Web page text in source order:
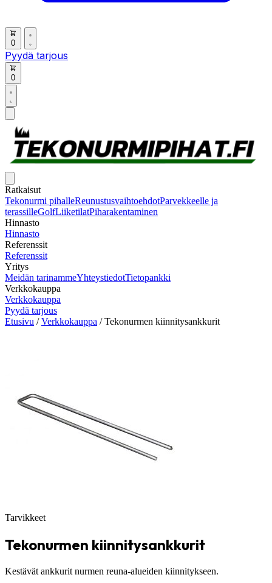
0
Pyydä tarjous
0
Ratkaisut
Tekonurmi pihalleReunustusvaihtoehdotParvekkeelle ja
terassilleGolfLiiketilatPiharakentaminen
Hinnasto
Hinnasto
Referenssit
Referenssit
Yritys
Meidän tarinammeYhteystiedotTietopankki
Verkkokauppa
Verkkokauppa
Pyydä tarjous
Etusivu / Verkkokauppa / Tekonurmen kiinnitysankkurit
Tarvikkeet
Tekonurmen kiinnitysankkurit
Kestävät ankkurit nurmen reuna-alueiden kiinnitykseen.